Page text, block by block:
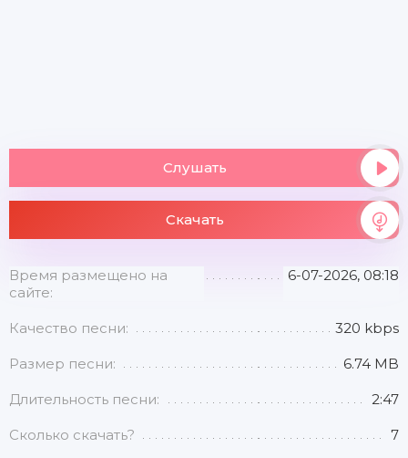
Слушать
Скачать
Время размещено на
сайте:
6-07-2026, 08:18
Качество песни: 320 kbps
Размер песни: 6.74 MB
Длительность песни: 2:47
Сколько скачать? 7